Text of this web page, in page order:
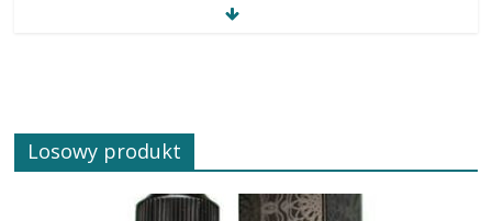
Losowy produkt